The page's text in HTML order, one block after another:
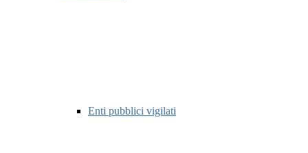
Enti pubblici vigilati